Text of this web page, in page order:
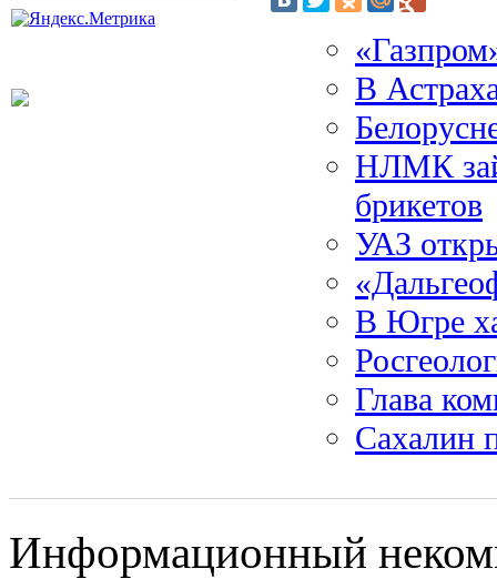
В
НЛМК
брикетов
УАЗ
В Югре
Глава
Сахалин
Информационный